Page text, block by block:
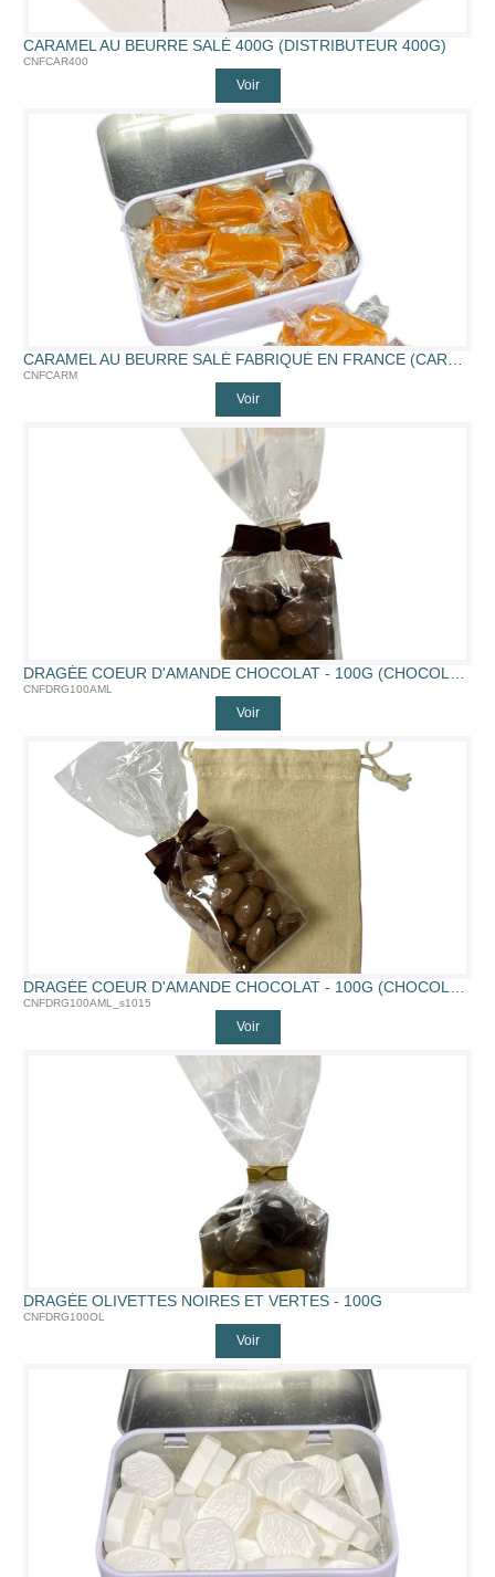
CARAMEL AU BEURRE SALÉ 400G (DISTRIBUTEUR 400G)
CNFCAR400
Voir
CARAMEL AU BEURRE SALÉ FABRIQUÉ EN FRANCE (CARAMELBOITE)
CNFCARM
Voir
DRAGÉE COEUR D'AMANDE CHOCOLAT - 100G (CHOCOLAT AU LAIT)
CNFDRG100AML
Voir
DRAGÉE COEUR D'AMANDE CHOCOLAT - 100G (CHOCOLAT AU LAIT)
CNFDRG100AML_s1015
Voir
DRAGÉE OLIVETTES NOIRES ET VERTES - 100G
CNFDRG100OL
Voir